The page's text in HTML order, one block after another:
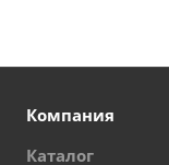
Компания
Каталог